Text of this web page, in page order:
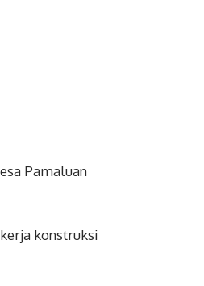
Pamaluan
konstruksi